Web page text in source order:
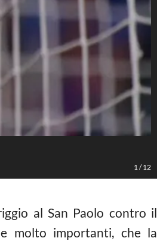
1/12
al San Paolo contro il
molto importanti, che la